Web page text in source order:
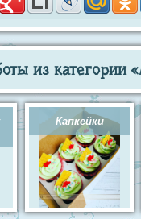
из категории «
Капкейки